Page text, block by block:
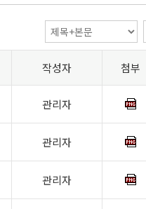
작성자 첨부
관리자
관리자
관리자